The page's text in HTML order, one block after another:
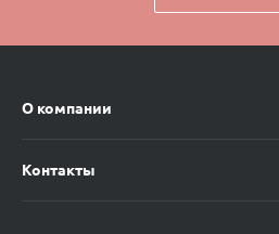
О компании
Контакты